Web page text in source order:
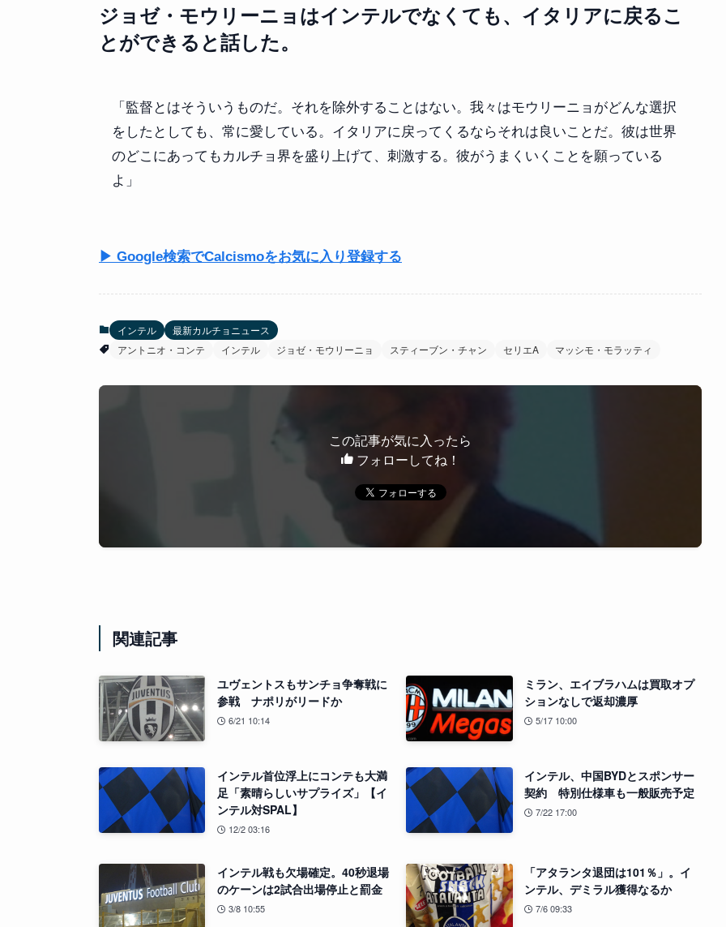
ジョゼ・モウリーニョはインテルでなくても、イタリアに戻るこ
とができると話した。
「監督とはそういうものだ。それを除外することはない。我々はモウリーニョがどんな選択
をしたとしても、常に愛している。イタリアに戻ってくるならそれは良いことだ。彼は世界
のどこにあってもカルチョ界を盛り上げて、刺激する。彼がうまくいくことを願っている
よ」
▶ Google検索でCalcismoをお気に入り登録する
インテル
最新カルチョニュース
アントニオ・コンテ
インテル ジョゼ・モウリーニョ スティーブン・チャン セリエA マッシモ・モラッティ
この記事が気に入ったら
フォローしてね！
関連記事
ユヴェントスもサンチョ争奪戦に
参戦 ナポリがリードか
6/21 10:14
ミラン、エイブラハムは買取オプ
ションなしで返却濃厚
5/17 10:00
インテル首位浮上にコンテも大満
足「素晴らしいサプライズ」【イ
ンテル対SPAL】
12/2 03:16
インテル、中国BYDとスポンサー
契約 特別仕様車も一般販売予定
7/22 17:00
インテル戦も欠場確定。40秒退場
のケーンは2試合出場停止と罰金
3/8 10:55
「アタランタ退団は101％」。イ
ンテル、デミラル獲得なるか
7/6 09:33